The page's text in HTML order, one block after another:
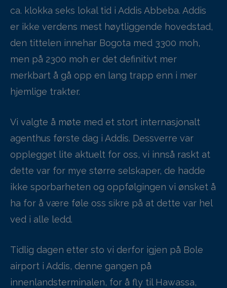
ca. klokka seks lokal tid i Addis Abbeba. Addis
er ikke verdens mest høytliggende hovedstad,
den tittelen innehar Bogota med 3300 moh,
men på 2300 moh er det definitivt mer
merkbart å gå opp en lang trapp enn i mer
hjemlige trakter.
Vi valgte å møte med et stort internasjonalt
agenthus første dag i Addis. Dessverre var
opplegget lite aktuelt for oss, vi innså raskt at
dette var for mye større selskaper, de hadde
ikke sporbarheten og oppfølgingen vi ønsket å
ha for å være føle oss sikre på at dette var hel
ved i alle ledd.
Tidlig dagen etter sto vi derfor igjen på Bole
airport i Addis, denne gangen på
innenlandsterminalen, for å fly til Hawassa,